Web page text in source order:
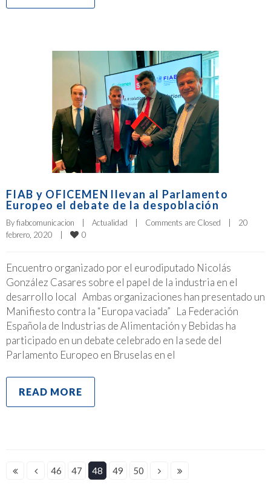
FIAB y OFICEMEN llevan al Parlamento
Europeo el debate de la despoblación
By fiabcomunicacion Actualidad Comments are Closed
20
febrero, 2020
0
Encuentro organizado por el eurodiputado Nicolás
González Casares sobre el papel de la industria en el
desarrollo local Ambas organizaciones han presentado un
Manifiesto contra la “Europa vaciada” La Federación
Española de Industrias de Alimentación y Bebidas ha
participado en un debate celebrado en la sede del
Parlamento Europeo en Bruselas en el
READ MORE
46 47 48 49 50